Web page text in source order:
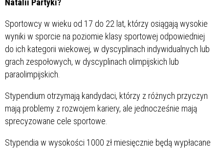
Sportowcy w wieku od 17 do 22 lat, którzy osiągają wysokie
wyniki w sporcie na poziomie klasy sportowej odpowiedniej
do ich kategorii wiekowej, w dyscyplinach indywidualnych lub
grach zespołowych, w dyscyplinach olimpijskich lub
paraolimpijskich.
Stypendium otrzymają kandydaci, którzy z różnych przyczyn
mają problemy z rozwojem kariery, ale jednocześnie mają
sprecyzowane cele sportowe.
Stypendia w wysokości 1000 zł miesięcznie będą wypłacane